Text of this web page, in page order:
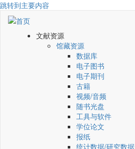
跳转到主要内容
文献资源
馆藏资源
数据库
电子图书
电子期刊
古籍
视频/音频
随书光盘
工具与软件
学位论文
报纸
统计数据/研究数据